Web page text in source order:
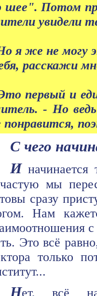
шее". Потом
увидели
я же не могу
расскажи
первый и
- Но
понравится,
С чего
Иначинается
мы
сразу
Нам
Это всё
только
Нет, всё